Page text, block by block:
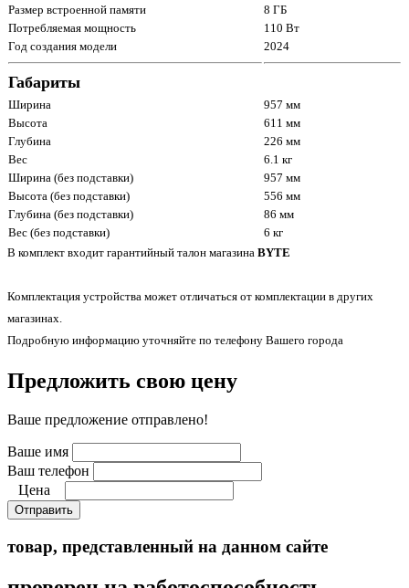
Размер встроенной памяти
8 ГБ
Потребляемая мощность
110 Вт
Год создания модели
2024
Габариты
Ширина
957 мм
Высота
611 мм
Глубина
226 мм
Вес
6.1 кг
Ширина (без подставки)
957 мм
Высота (без подставки)
556 мм
Глубина (без подставки)
86 мм
Вес (без подставки)
6 кг
В комплект входит гарантийный талон магазина BYTE
Комплектация устройства может отличаться от комплектации в других
магазинах.
Подробную информацию уточняйте по телефону Вашего города
Предложить свою цену
Ваше предложение отправлено!
Ваше имя
Ваш телефон
Цена
Отправить
товар, представленный на данном сайте